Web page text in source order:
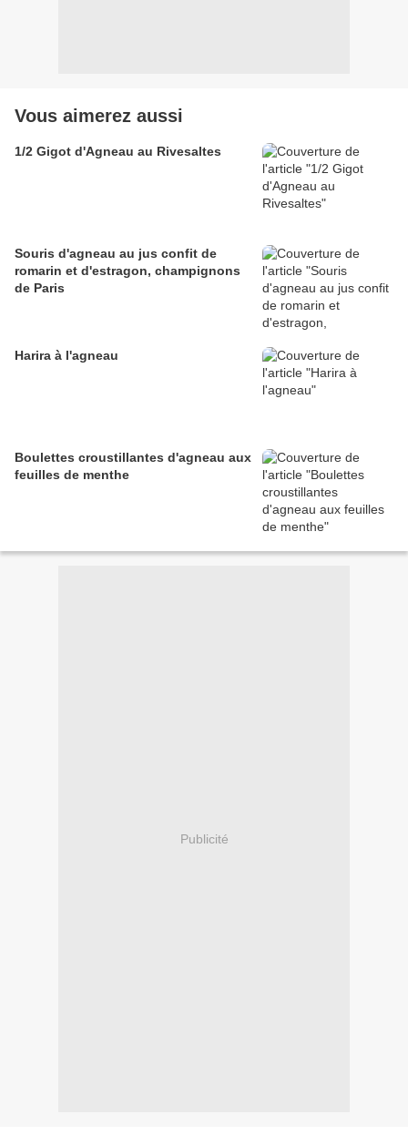
Vous aimerez aussi
1/2 Gigot d'Agneau au Rivesaltes
Souris d'agneau au jus confit de
romarin et d'estragon, champignons
de Paris
Harira à l'agneau
Boulettes croustillantes d'agneau aux
feuilles de menthe
Publicité